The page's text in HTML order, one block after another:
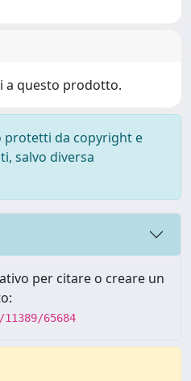
a questo prodotto.
protetti da copyright e
salvo diversa
per citare o creare un
65684